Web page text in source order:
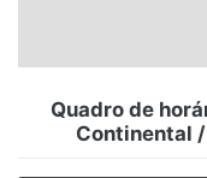
Quadro de
Continental